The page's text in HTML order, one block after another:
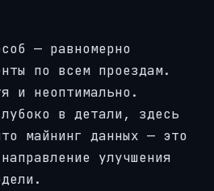
— равномерно
по всем проездам.
и неоптимально.
в детали, здесь
майнинг данных — это
улучшения